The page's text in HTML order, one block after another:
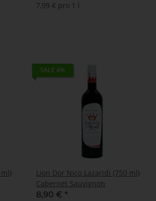
7,99 € pro 1 l
SALE 4%
Lion Dor Nico Lazaridi (750 ml)
Cabernet Sauvignon
8,90 € *